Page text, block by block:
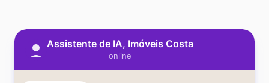
Assistente de IA, Imóveis Costa
online